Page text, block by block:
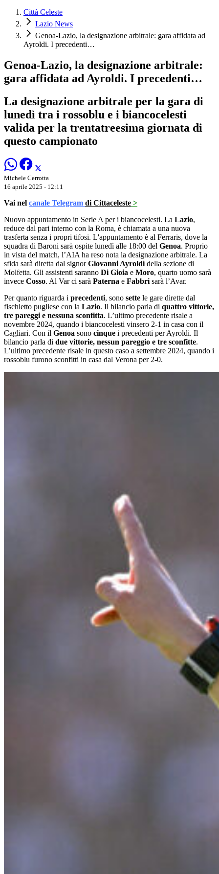
Città Celeste
Lazio News
Genoa-Lazio, la designazione arbitrale: gara affidata ad
Ayroldi. I precedenti…
Genoa-Lazio, la designazione arbitrale:
gara affidata ad Ayroldi. I precedenti…
La designazione arbitrale per la gara di
lunedì tra i rossoblu e i biancocelesti
valida per la trentatreesima giornata di
questo campionato
Michele Cerrotta
16 aprile 2025 - 12:11
Vai nel canale Telegram di Cittaceleste >
Nuovo appuntamento in Serie A per i biancocelesti. La Lazio,
reduce dal pari interno con la Roma, è chiamata a una nuova
trasferta senza i propri tifosi. L'appuntamento è al Ferraris, dove la
squadra di Baroni sarà ospite lunedì alle 18:00 del Genoa. Proprio
in vista del match, l’AIA ha reso nota la designazione arbitrale. La
sfida sarà diretta dal signorGiovanni Ayroldi della sezione di
Molfetta. Gli assistenti saranno Di Gioia e Moro, quarto uomo sarà
invece Cosso. Al Var ci sarà Paterna e Fabbri sarà l’Avar.
Per quanto riguarda i precedenti, sono sette le gare dirette dal
fischietto pugliese con la Lazio. Il bilancio parla di quattro vittorie,
tre pareggi e nessuna sconfitta. L’ultimo precedente risale a
novembre 2024, quando i biancocelesti vinsero 2-1 in casa con il
Cagliari. Con il Genoa sono cinque i precedenti per Ayroldi. Il
bilancio parla di due vittorie, nessun pareggio e tre sconfitte.
L’ultimo precedente risale in questo caso a settembre 2024, quando i
rossoblu furono sconfitti in casa dal Verona per 2-0.